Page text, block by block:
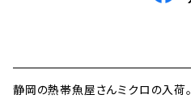
静岡の熱帯魚屋さんミクロの入荷。